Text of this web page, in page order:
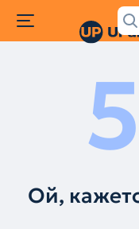
5
Ой,